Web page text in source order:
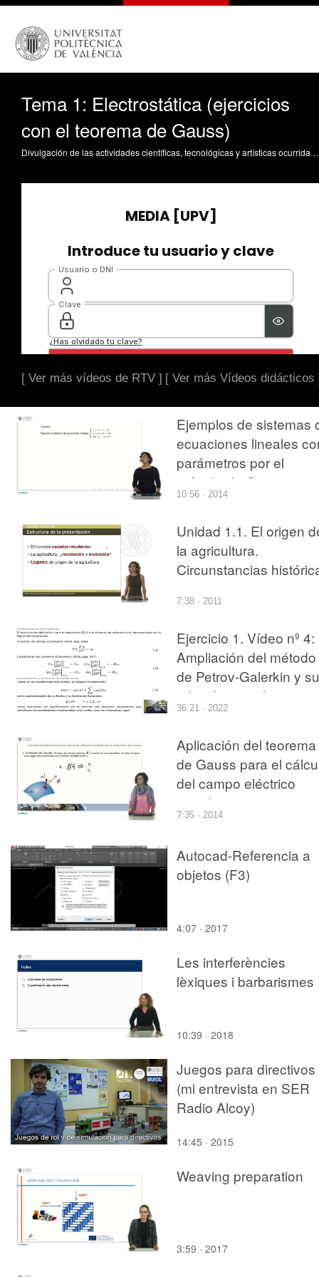
Tema 1: Electrostática (ejercicios
con el teorema de Gauss)
Divulgación de las actividades científicas, tecnológicas y artísticas ocurridas en los tres campus de la UPV
[ Ver más vídeos de RTV ] [ Ver más Vídeos didácticos
Ejemplos de sistemas
ecuaciones lineales
parámetros por el
método de Gauss
10:56 · 2014
Unidad 1.1. El origen
la agricultura.
Circunstancias
7:38 · 2011
Ejercicio 1. Vídeo nº 4:
Ampliación del método
de Petrov-Galerkin y su
relación con el teorema
de los trabajos
36:21 · 2022
Aplicación del teorema
de Gauss para el
del campo eléctrico
creado por una
distribución lineal de
7:35 · 2014
Autocad-Referencia a
objetos (F3)
4:07 · 2017
Les interferències
lèxiques i barbarismes
10:39 · 2018
Juegos para directivos
(mi entrevista en SER
Radio Alcoy)
14:45 · 2015
Weaving preparation
3:59 · 2017